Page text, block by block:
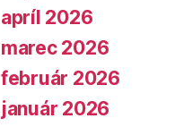
apríl 2026
marec 2026
február 2026
január 2026